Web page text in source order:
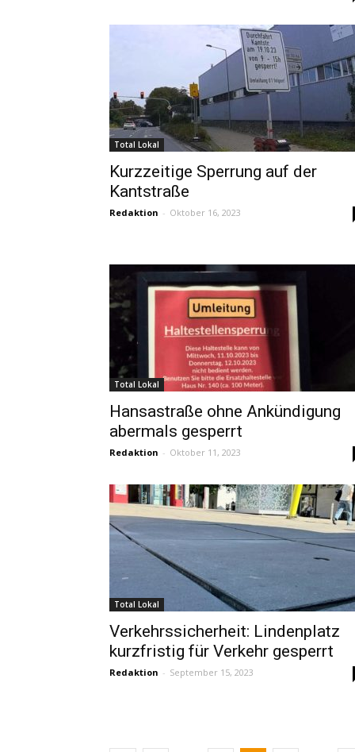
Total Lokal
Kurzzeitige Sperrung auf der
Kantstraße
Redaktion - Oktober 16, 2023
Total Lokal
Hansastraße ohne Ankündigung
abermals gesperrt
Redaktion - Oktober 11, 2023
Total Lokal
Verkehrssicherheit: Lindenplatz
kurzfristig für Verkehr gesperrt
Redaktion - September 15, 2023